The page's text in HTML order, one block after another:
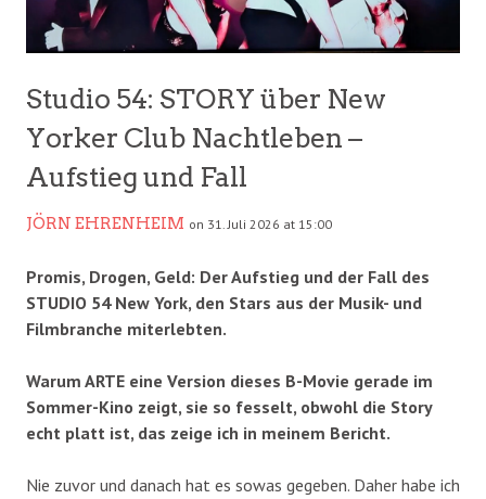
Studio 54: STORY über New
Yorker Club Nachtleben –
Aufstieg und Fall
JÖRN EHRENHEIM on 31. Juli 2026 at 15:00
Promis, Drogen, Geld: Der Aufstieg und der Fall des
STUDIO 54 New York, den Stars aus der Musik- und
Filmbranche miterlebten.
Warum ARTE eine Version dieses B-Movie gerade im
Sommer-Kino zeigt, sie so fesselt, obwohl die Story
echt platt ist, das zeige ich in meinem Bericht.
Nie zuvor und danach hat es sowas gegeben. Daher habe ich